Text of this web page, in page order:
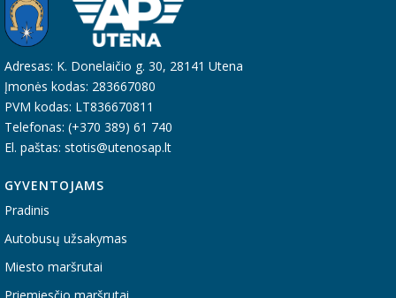
Adresas: K. Donelaičio g. 30, 28141 Utena
Įmonės kodas: 283667080
PVM kodas: LT836670811
Telefonas: (+370 389) 61 740
El. paštas: stotis@utenosap.lt
GYVENTOJAMS
Pradinis
Autobusų užsakymas
Miesto maršrutai